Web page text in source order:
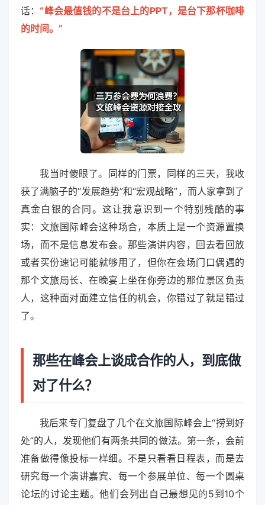
话：“峰会最值钱的不是台上的PPT，是台下那杯咖啡
的时间。”
我当时傻眼了。同样的门票，同样的三天，我收
获了满脑子的“发展趋势”和“宏观战略”，而人家拿到了
真金白银的合同。这让我意识到一个特别残酷的事
实：文旅国际峰会这种场合，本质上是一个资源置换
场，而不是信息发布会。那些演讲内容，回去看回放
或者买份速记可能就够用了，但你在会场门口偶遇的
那个文旅局长、在晚宴上坐在你旁边的那位景区负责
人，这种面对面建立信任的机会，你错过了就是错过
了。
那些在峰会上谈成合作的人，到底做
对了什么？
我后来专门复盘了几个在文旅国际峰会上“捞到好
处”的人，发现他们有两条共同的做法。第一条，会前
准备做得像投标一样细。不是只看看日程表，而是去
研究每一个演讲嘉宾、每一个参展单位、每一个圆桌
论坛的讨论主题。他们会列出自己最想见的5到10个